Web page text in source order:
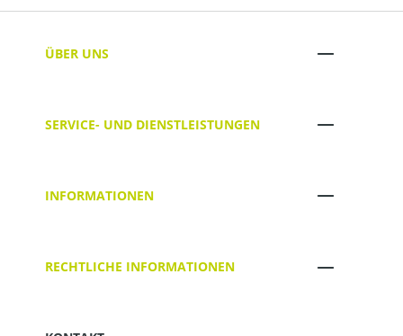
ÜBER UNS
SERVICE- UND DIENSTLEISTUNGEN
INFORMATIONEN
RECHTLICHE INFORMATIONEN